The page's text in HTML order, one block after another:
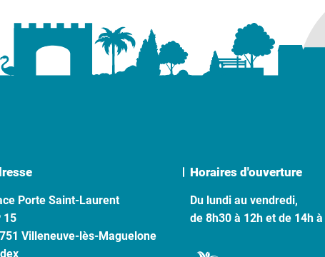
Porte Saint-Laurent
15
Villeneuve-lès-Maguelone
Horaires d'ouverture
Du lundi au vendredi,
de 8h30 à 12h et de 14h